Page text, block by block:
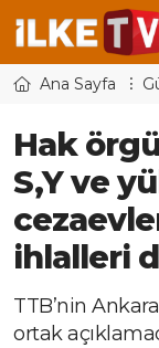
Ana Sayfa
Hak
S,Y ve
ihlalleri
TTB’nin
ortak